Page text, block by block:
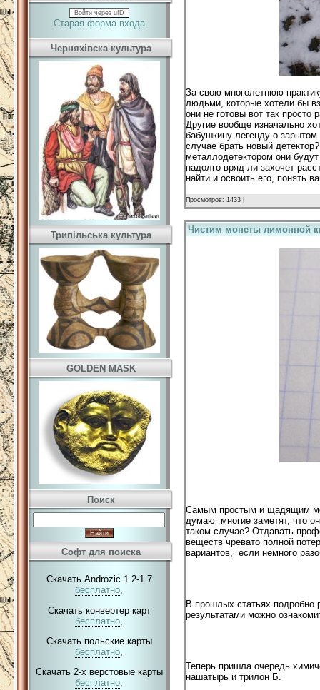
Войти через uID
Старая форма входа
Черняхівска культура
Трипільська культура
GOLDEN MASK
Поиск
Софт для поиска
Скачать Androzic 1.2-1.7
бесплатно,
Скачать конвертер карт
бесплатно
Скачать польские карты
бесплатно
Скачать 2-х верстовые карты
бесплатно,
За свою многолетнюю
людьми, которые хотели бы
они не готовы вот так просто
Другие вообще изначально
бабушкину легенду о
случае брать новый
металлодетектором они
надолго вряд ли захочет
найти и освоить его, понять
Просмотров: 1433 |
Чистим монеты лимонной
Самым простым и щадящим
думаю многие заметят, что
таком случае? Отдавать
веществ чревато полной
вариантов, если немного
В прошлых статьях
результатами можно
Теперь пришла очередь
нашатырь и трилон Б.